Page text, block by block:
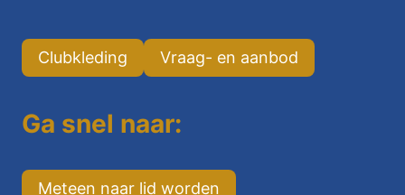
Clubkleding Vraag- en aanbod
Ga snel naar:
Meteen naar lid worden